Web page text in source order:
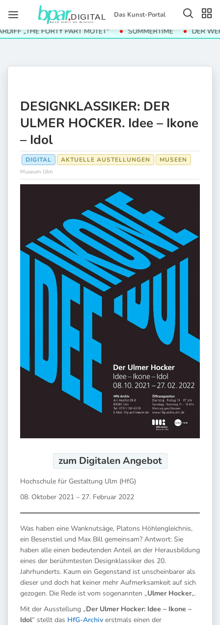
Das Kunst-Portal
„THE FORTY PART MOTET“ SUMMERTIME DER WERT
DESIGNKLASSIKER: DER
ULMER HOCKER. Idee – Ikone
– Idol
DIGITAL AKTUELLE AUSTELLUNGEN MUSEEN
Museum Ulm
zum DigitalenAngebot
Hochschule für Gestaltung Ulm (HfG)
08. Oktober 2021 – 27. Februar 2022
Was haben eine Wanknutsäge, Platons Höhlengleichnis,
ein Besenstiel und Max Bill gemeinsam? Antwort: Sie
haben alle einen bedeutenden Anteil an der Herausbildung
eines der berühmtesten Designklassiker des 20.
Jahrhunderts. Kaum ein Gegenstand ist unscheinbarer als
dieser und doch hat keiner mehr Aufmerksamkeit auf sich
gezogen. Die Rede ist vom sogenannten „Ulmer Hocker„.
Mit der Ausstellung „Der Ulmer Hocker: Idee – Ikone –
Idol“ stellt das HfG-Archiv erstmals einen der